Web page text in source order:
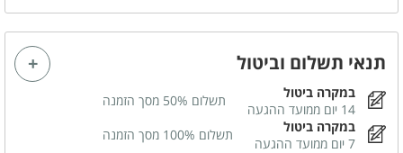
נוף
נוף גלילי משגע
חדרי הרחצה
תנאי תשלום וביטול
במקרה ביטול
14 יום ממועד ההגעה
תשלום 50% מסך הזמנה
במקרה ביטול
7 יום ממועד ההגעה
תשלום 100% מסך הזמנה